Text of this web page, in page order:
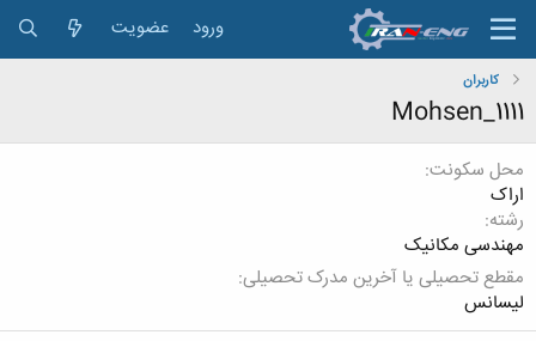
ورود عضویت
کاربران
Mohsen_1111
محل سکونت
اراک
رشته
مهندسی مکانیک
مقطع تحصیلی یا آخرین مدرک تحصیلی
لیسانس